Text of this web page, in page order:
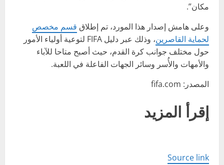
مكان”.
وعلى هامش إصدار هذا المورد، تم إطلاق قسم مخصص
لحماية القاصرين
، وذلك عبر دليل FIFA لتوعية أولياء الأمور
حول مختلف جوانب كرة القدم، حيث أصبح متاحا للآباء
والأمهات والأُسر وسائر الجهات الفاعلة في اللعبة.
المصدر: fifa.com
إقرأ المزيد
Source link